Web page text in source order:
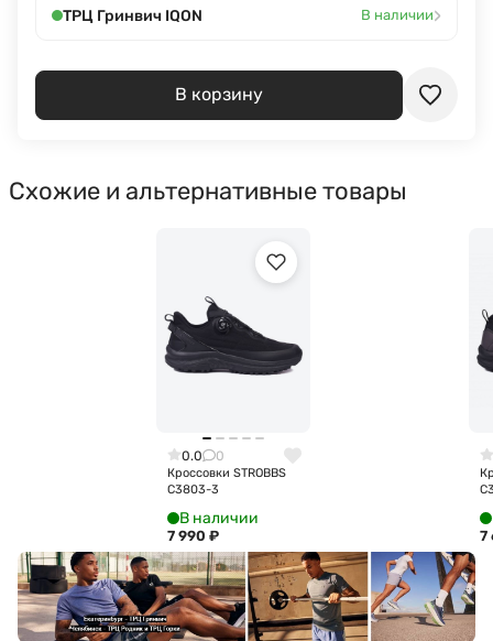
ТРЦ Гринвич IQON В наличии›
В корзину
Схожие и альтернативные товары
0.0 0
Кроссовки STROBBS
C3803-3
В наличии
7 990 ₽ 7